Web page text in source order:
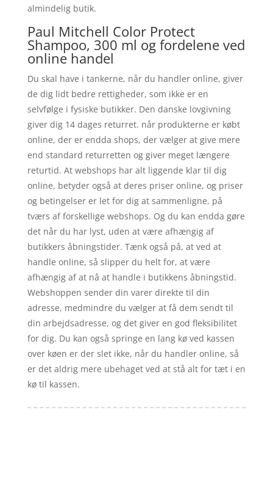
almindelig butik.
Paul Mitchell Color Protect
Shampoo, 300 ml og fordelene ved
online handel
Du skal have i tankerne, når du handler online, giver
de dig lidt bedre rettigheder, som ikke er en
selvfølge i fysiske butikker. Den danske lovgivning
giver dig 14 dages returret. når produkterne er købt
online, der er endda shops, der vælger at give mere
end standard returretten og giver meget længere
returtid. At webshops har alt liggende klar til dig
online, betyder også at deres priser online, og priser
og betingelser er let for dig at sammenligne, på
tværs af forskellige webshops. Og du kan endda gøre
det når du har lyst, uden at være afhængig af
butikkers åbningstider. Tænk også på, at ved at
handle online, så slipper du helt for, at være
afhængig af at nå at handle i butikkens åbningstid.
Webshoppen sender din varer direkte til din
adresse, medmindre du vælger at få dem sendt til
din arbejdsadresse, og det giver en god fleksibilitet
for dig. Du kan også springe en lang kø ved kassen
over køen er der slet ikke, når du handler online, så
er det aldrig mere ubehaget ved at stå alt for tæt i en
kø til kassen.